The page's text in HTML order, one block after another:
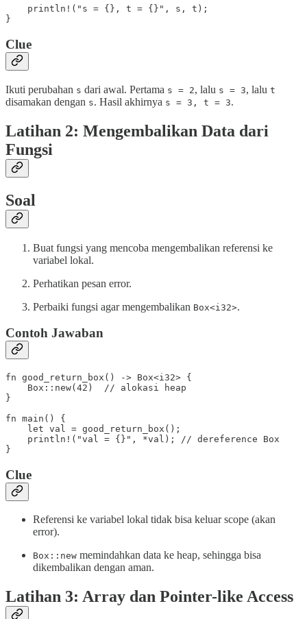
    println!("s = {}, t = {}", s, t);
}
Clue
Ikuti perubahan s dari awal. Pertama s = 2, lalu s = 3, lalu t
disamakan dengan s. Hasil akhirnya s = 3, t = 3.
Latihan 2: Mengembalikan Data dari
Fungsi
Soal
Buat fungsi yang mencoba mengembalikan referensi ke
variabel lokal.
Perhatikan pesan error.
Perbaiki fungsi agar mengembalikan Box<i32>.
Contoh Jawaban
fn good_return_box() -> Box<i32> {
    Box::new(42)  // alokasi heap
}
fn main() {
    let val = good_return_box();
    println!("val = {}", *val); // dereference Box
}
Clue
Referensi ke variabel lokal tidak bisa keluar scope (akan
error).
Box::new memindahkan data ke heap, sehingga bisa
dikembalikan dengan aman.
Latihan 3: Array dan Pointer-like Access